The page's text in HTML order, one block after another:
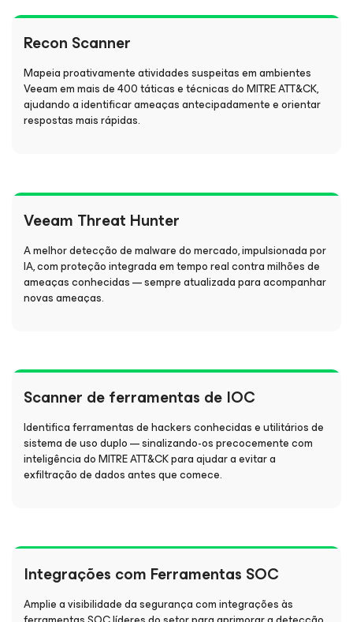
Recon Scanner
Mapeia proativamente atividades suspeitas em ambientes
Veeam em mais de 400 táticas e técnicas do MITRE ATT&CK,
ajudando a identificar ameaças antecipadamente e orientar
respostas mais rápidas.
Veeam Threat Hunter
A melhor detecção de malware do mercado, impulsionada por
IA, com proteção integrada em tempo real contra milhões de
ameaças conhecidas — sempre atualizada para acompanhar
novas ameaças.
Scanner de ferramentas de IOC
Identifica ferramentas de hackers conhecidas e utilitários de
sistema de uso duplo — sinalizando-os precocemente com
inteligência do MITRE ATT&CK para ajudar a evitar a
exfiltração de dados antes que comece.
Integrações com Ferramentas SOC
Amplie a visibilidade da segurança com integrações às